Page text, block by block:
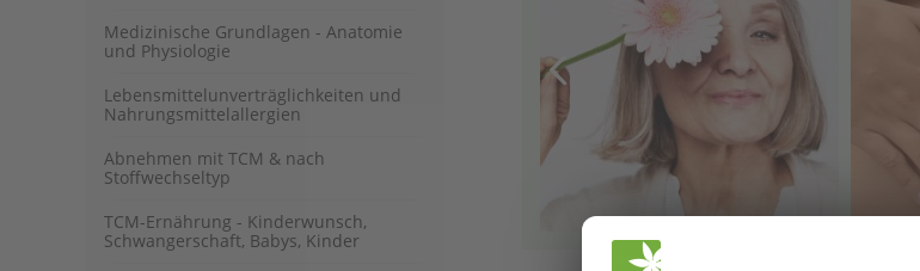
Medizinische Grundlagen - Anatomie
und Physiologie
Lebensmittelunverträglichkeiten und
Nahrungsmittelallergien
Abnehmen mit TCM & nach
Stoffwechseltyp
TCM-Ernährung - Kinderwunsch,
Schwangerschaft, Babys, Kinder